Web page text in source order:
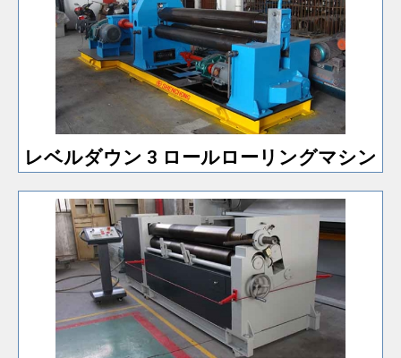
レベルダウン 3 ロールローリングマシン
レベルダウン 3 ロールローリング
マシン
プリベンド機能を備えており、高精度なワークの転造
が可能です。 30x2500 未満のマシン モデルであれば
許容可能な価格。
非対称 3 ロールローリングマシン
4ローラープレート曲げ機と同等の高精度ですが、小
型機モデルのみとなります。